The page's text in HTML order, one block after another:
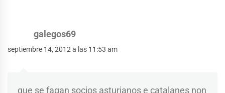
galegos69
septiembre 14, 2012 a las 11:53 am
que se fagan socios asturianos e catalanes non